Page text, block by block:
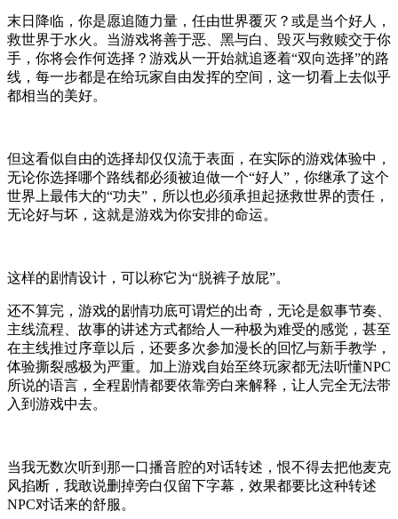
末日降临，你是愿追随力量，任由世界覆灭？或是当个好人，
救世界于水火。当游戏将善于恶、黑与白、毁灭与救赎交于你
手，你将会作何选择？游戏从一开始就追逐着“双向选择”的路
线，每一步都是在给玩家自由发挥的空间，这一切看上去似乎
都相当的美好。
但这看似自由的选择却仅仅流于表面，在实际的游戏体验中，
无论你选择哪个路线都必须被迫做一个“好人”，你继承了这个
世界上最伟大的“功夫”，所以也必须承担起拯救世界的责任，
无论好与坏，这就是游戏为你安排的命运。
这样的剧情设计，可以称它为“脱裤子放屁”。
还不算完，游戏的剧情功底可谓烂的出奇，无论是叙事节奏、
主线流程、故事的讲述方式都给人一种极为难受的感觉，甚至
在主线推过序章以后，还要多次参加漫长的回忆与新手教学，
体验撕裂感极为严重。加上游戏自始至终玩家都无法听懂NPC
所说的语言，全程剧情都要依靠旁白来解释，让人完全无法带
入到游戏中去。
当我无数次听到那一口播音腔的对话转述，恨不得去把他麦克
风掐断，我敢说删掉旁白仅留下字幕，效果都要比这种转述
NPC对话来的舒服。